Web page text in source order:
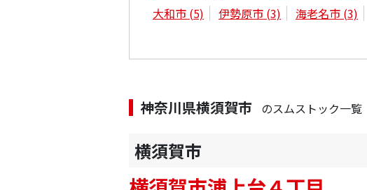
大和市 (5) 伊勢原市 (3) 海老名市 (3)
神奈川県横須賀市 のスムストック一覧
横須賀市